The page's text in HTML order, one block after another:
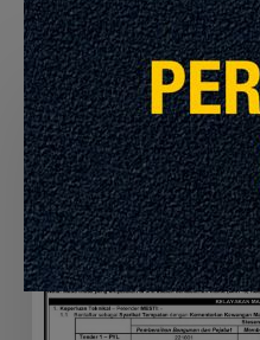
Recommended For You
APPOINTMENT
OF
THE
CONTRACTOR
TO
PERFORM
THE
CLEANING
SERVICES
FOR